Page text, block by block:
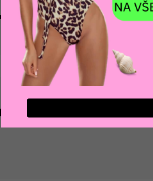
POMŮŽEME VÁM
s výběrem produktů
produktu